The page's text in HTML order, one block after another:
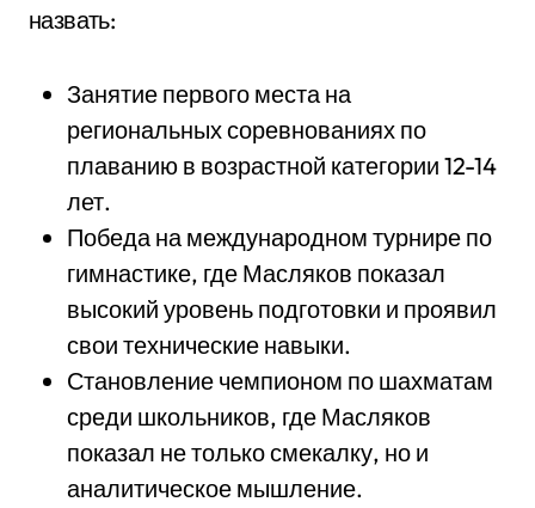
назвать:
Занятие первого места на
региональных соревнованиях по
плаванию в возрастной категории 12-14
лет.
Победа на международном турнире по
гимнастике, где Масляков показал
высокий уровень подготовки и проявил
свои технические навыки.
Становление чемпионом по шахматам
среди школьников, где Масляков
показал не только смекалку, но и
аналитическое мышление.